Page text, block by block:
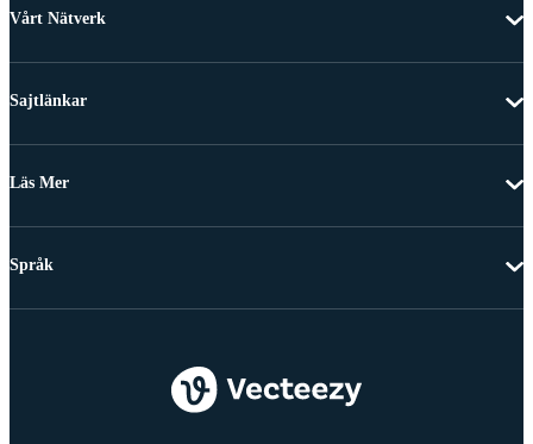
Vårt Nätverk
Sajtlänkar
Läs Mer
Språk